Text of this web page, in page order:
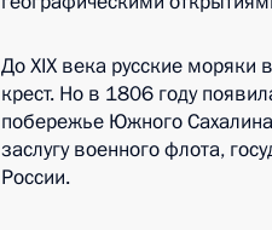
До XIX века русские моряки
крест. Но в 1806 году
побережье Южного
заслугу военного флота,
России.